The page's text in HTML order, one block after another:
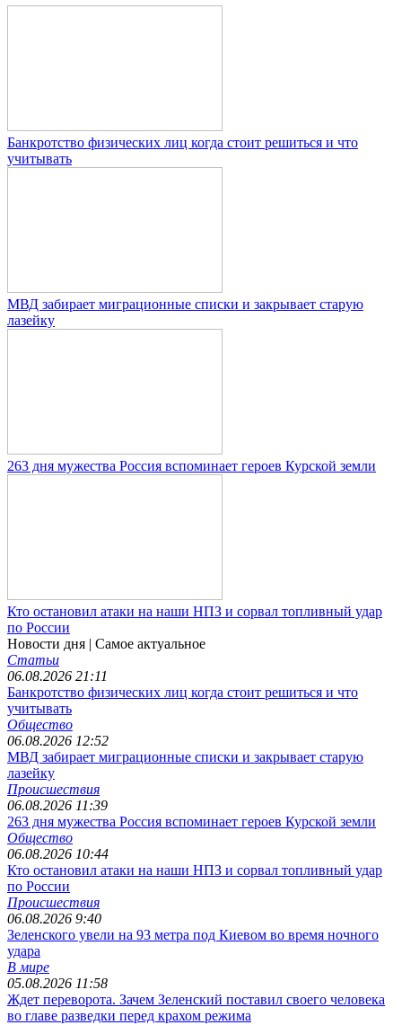
Банкротство физических лиц когда стоит решиться и что
учитывать
МВД забирает миграционные списки и закрывает старую
лазейку
263 дня мужества Россия вспоминает героев Курской земли
Кто остановил атаки на наши НПЗ и сорвал топливный удар
по России
Новости дня | Самое актуальное
Статьи
06.08.2026 21:11
Банкротство физических лиц когда стоит решиться и что
учитывать
Общество
06.08.2026 12:52
МВД забирает миграционные списки и закрывает старую
лазейку
Происшествия
06.08.2026 11:39
263 дня мужества Россия вспоминает героев Курской земли
Общество
06.08.2026 10:44
Кто остановил атаки на наши НПЗ и сорвал топливный удар
по России
Происшествия
06.08.2026 9:40
Зеленского увели на 93 метра под Киевом во время ночного
удара
В мире
05.08.2026 11:58
Ждет переворота. Зачем Зеленский поставил своего человека
во главе разведки перед крахом режима